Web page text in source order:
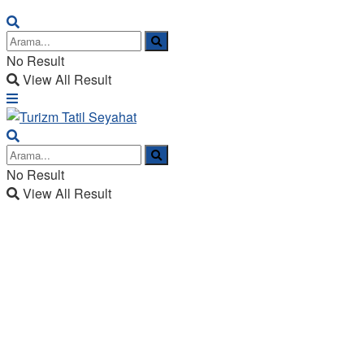
No Result
View All Result
No Result
View All Result